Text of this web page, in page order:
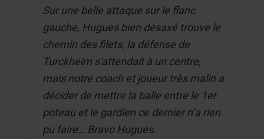
Sur une belle attaque sur le flanc
gauche, Hugues bien désaxé trouve le
chemin des filets, la défense de
Turckheim s'attendait à un centre,
mais notre coach et joueur très malin a
décider de mettre la balle entre le 1er
poteau et le gardien ce dernier n’a rien
pu faire… Bravo Hugues.